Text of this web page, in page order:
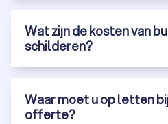
Wat zijn de kosten van
schilderen?
Waar moet u op letten
offerte?